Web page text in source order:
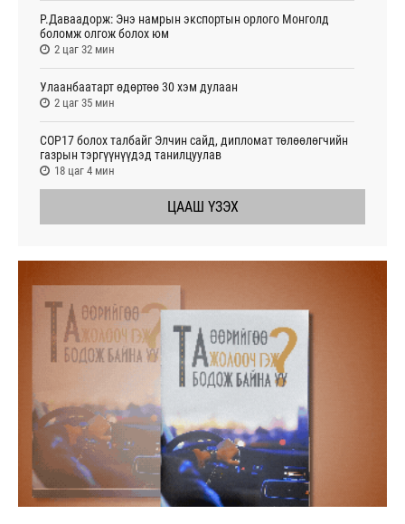
Р.Даваадорж: Энэ намрын экспортын орлого Монголд
боломж олгож болох юм
2 цаг 32 мин
Улаанбаатарт өдөртөө 30 хэм дулаан
2 цаг 35 мин
СОР17 болох талбайг Элчин сайд, дипломат төлөөлөгчийн
газрын тэргүүнүүдэд танилцуулав
18 цаг 4 мин
ЦААШ ҮЗЭХ